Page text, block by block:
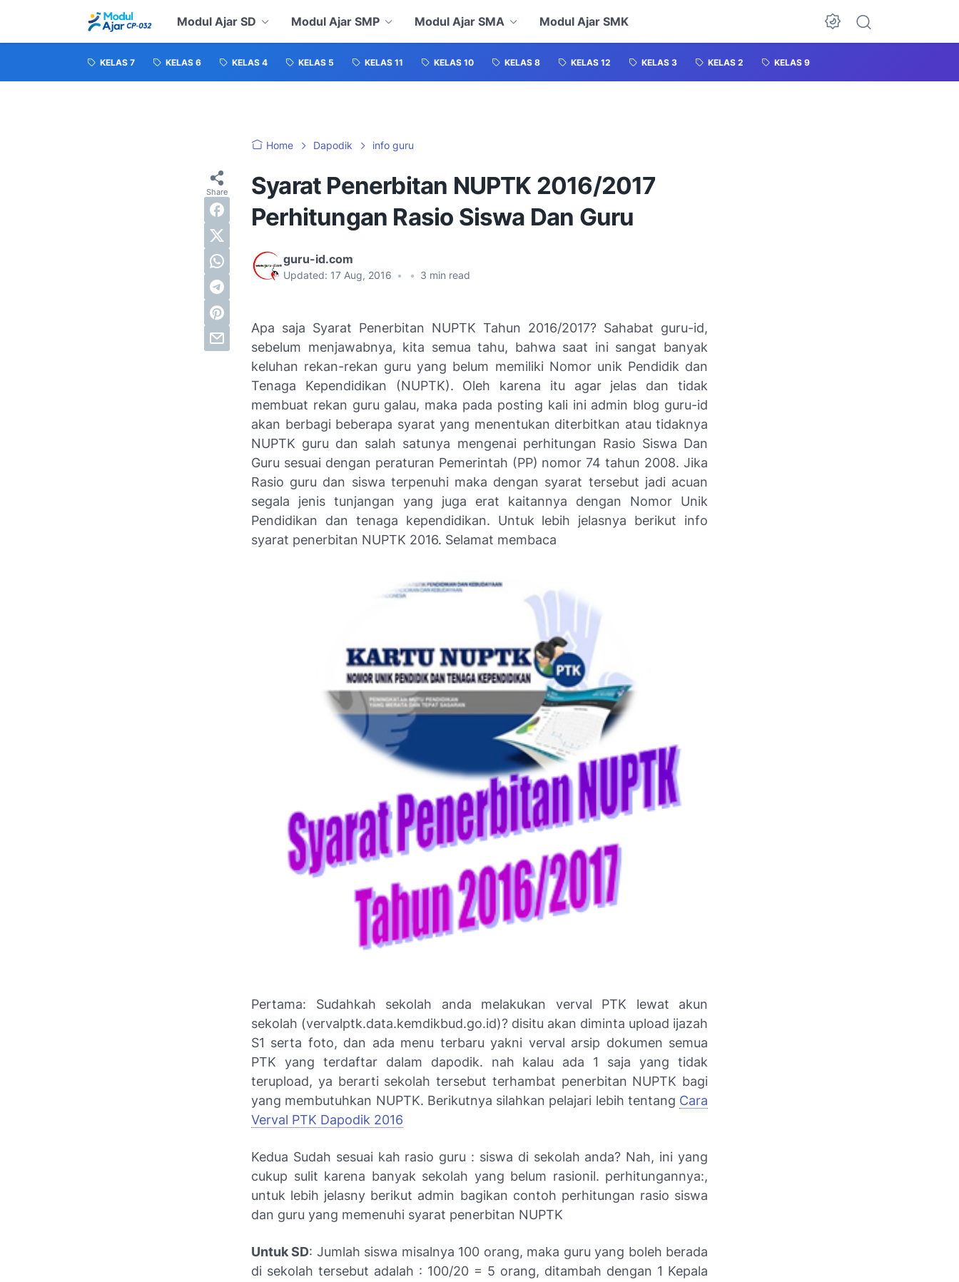
Modul Ajar SD Modul Ajar SMP Modul Ajar SMA Modul Ajar SMK
KELAS 7 KELAS 6 KELAS 4 KELAS 5 KELAS 11 KELAS 10 KELAS 8 KELAS 12 KELAS 3 KELAS 2 KELAS 9
Home Dapodik info guru
Syarat Penerbitan NUPTK 2016/2017
Perhitungan Rasio Siswa Dan Guru
guru-id.com
Updated: 17 Aug, 2016 • • 3 min read
Apa saja Syarat Penerbitan NUPTK Tahun 2016/2017? Sahabat guru-id,
sebelum menjawabnya, kita semua tahu, bahwa saat ini sangat banyak
keluhan rekan-rekan guru yang belum memiliki Nomor unik Pendidik dan
Tenaga Kependidikan (NUPTK). Oleh karena itu agar jelas dan tidak
membuat rekan guru galau, maka pada posting kali ini admin blog guru-id
akan berbagi beberapa syarat yang menentukan diterbitkan atau tidaknya
NUPTK guru dan salah satunya mengenai perhitungan Rasio Siswa Dan
Guru sesuai dengan peraturan Pemerintah (PP) nomor 74 tahun 2008. Jika
Rasio guru dan siswa terpenuhi maka dengan syarat tersebut jadi acuan
segala jenis tunjangan yang juga erat kaitannya dengan Nomor Unik
Pendidikan dan tenaga kependidikan. Untuk lebih jelasnya berikut info
syarat penerbitan NUPTK 2016. Selamat membaca
Pertama: Sudahkah sekolah anda melakukan verval PTK lewat akun
sekolah (vervalptk.data.kemdikbud.go.id)? disitu akan diminta upload ijazah
S1 serta foto, dan ada menu terbaru yakni verval arsip dokumen semua
PTK yang terdaftar dalam dapodik. nah kalau ada 1 saja yang tidak
terupload, ya berarti sekolah tersebut terhambat penerbitan NUPTK bagi
yang membutuhkan NUPTK. Berikutnya silahkan pelajari lebih tentang Cara
Verval PTK Dapodik 2016
Kedua Sudah sesuai kah rasio guru : siswa di sekolah anda? Nah, ini yang
cukup sulit karena banyak sekolah yang belum rasionil. perhitungannya:,
untuk lebih jelasny berikut admin bagikan contoh perhitungan rasio siswa
dan guru yang memenuhi syarat penerbitan NUPTK
Untuk SD: Jumlah siswa misalnya 100 orang, maka guru yang boleh berada
di sekolah tersebut adalah : 100/20 = 5 orang, ditambah dengan 1 Kepala